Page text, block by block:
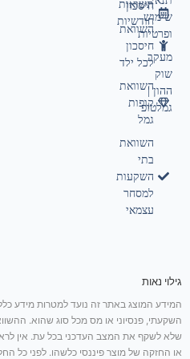
חיסכון
השוואת
חיסכון
לכל ילד
השוואת
קופות
גמל
השוואת
בתי
השקעות
למסחר
עצמאי
שימוש
ופרטיות
מעקב
שוק
ההון |
גמלטופ
תשואות
חודשיות
גילוי נאות
המידע המוצג באתר זה נועד למטרות מידע כללי
השקעתי, פנסיוני או מס מכל סוג שהוא.
שלא לשקף את המצב העדכני בכל עת. אין
או החזקה של מוצר פיננסי כלשהו. לפני כל